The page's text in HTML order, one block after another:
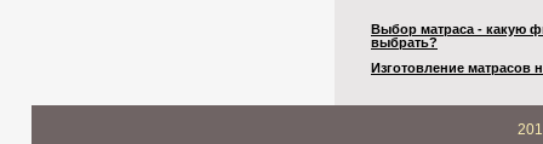
Выбор матраса - какую
выбрать?
Изготовление матрасов